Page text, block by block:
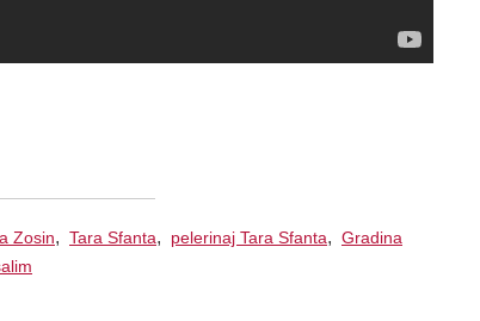
Zosin, Tara Sfanta, pelerinaj Tara Sfanta, Gradina